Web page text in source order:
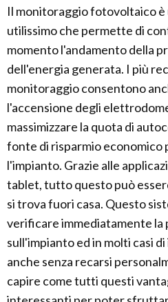
Il monitoraggio fotovoltaico
utilissimo che permette di
momento l'andamento della
dell'energia generata. I più
monitoraggio consentono
l'accensione degli
massimizzare la quota di
fonte di risparmio economico
l'impianto. Grazie alle
tablet, tutto questo può
si trova fuori casa. Questo
verificare immediatamente la
sull'impianto ed in molti casi
anche senza recarsi
capire come tutti questi